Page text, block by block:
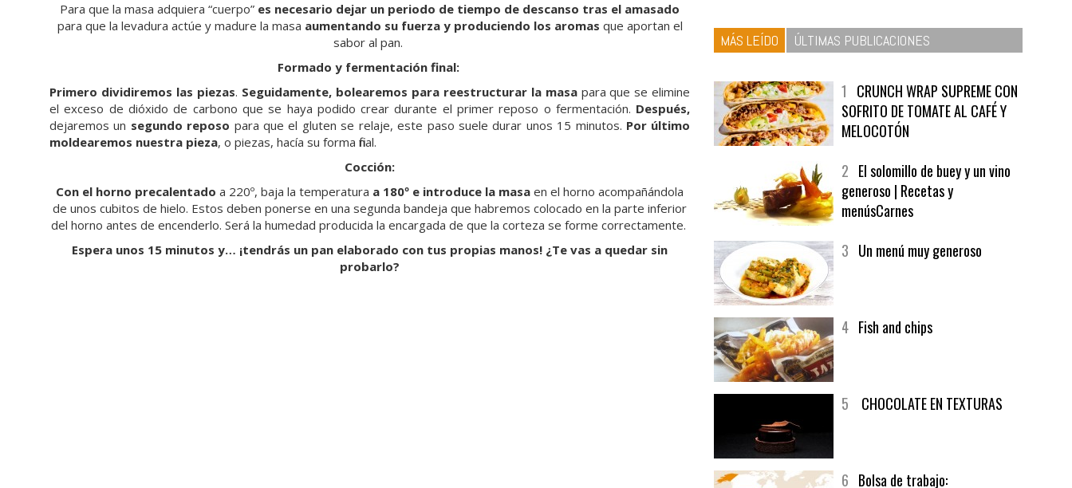
Para que la masa adquiera “cuerpo” es necesario dejar un periodo de tiempo de descanso tras el amasado
para que la levadura actúe y madure la masa aumentando su fuerza y produciendo los aromas que aportan el
sabor al pan.
Formado y fermentación final:
Primero dividiremos las piezas. Seguidamente, bolearemos para reestructurar la masa para que se elimine
el exceso de dióxido de carbono que se haya podido crear durante el primer reposo o fermentación. Después,
dejaremos un segundo reposo para que el gluten se relaje, este paso suele durar unos 15 minutos. Por último
moldearemos nuestra pieza, o piezas, hacía su forma final.
Cocción:
Con el horno precalentado a 220º, baja la temperatura a 180º e introduce la masa en el horno acompañándola
de unos cubitos de hielo. Estos deben ponerse en una segunda bandeja que habremos colocado en la parte inferior
del horno antes de encenderlo. Será la humedad producida la encargada de que la corteza se forme correctamente.
Espera unos 15 minutos y… ¡tendrás un pan elaborado con tus propias manos! ¿Te vas a quedar sin
probarlo?
MÁS LEÍDO ÚLTIMAS PUBLICACIONES
SOFRITO DE TOMATE AL CAFÉ Y
MELOCOTÓN
generoso | Recetas y